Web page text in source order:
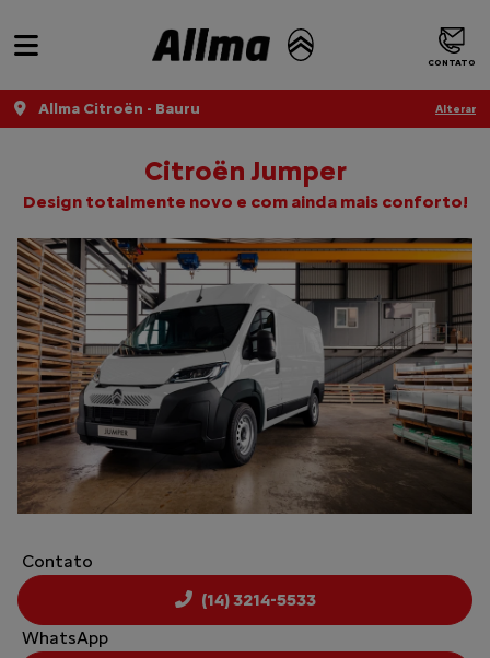
CONTATO
Allma Citroën - Bauru Alterar
Citroën Jumper
Design totalmente novo e com ainda mais conforto!
Contato
(14) 3214-5533
WhatsApp